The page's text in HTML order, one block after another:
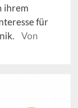
ihrem
für
Von